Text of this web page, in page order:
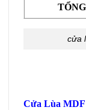
TỔNG
cửa
Cửa Lùa